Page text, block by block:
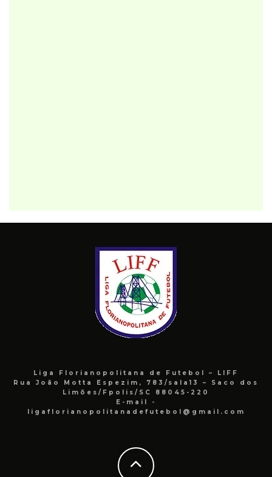
Liga Florianopolitana de Futebol – LIFF
Rua João Motta Espezim, 783/sala13 – Saco dos
Limões/Fpolis/SC 88045-220
E-mail -
ligaflorianopolitanadefutebol@gmail.com